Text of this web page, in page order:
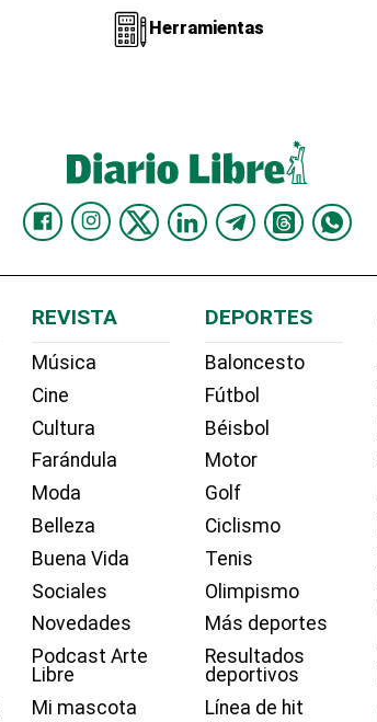
Herramientas
REVISTA
Música
Cine
Cultura
Farándula
Moda
Belleza
Buena Vida
Sociales
Novedades
Podcast Arte
Libre
Mi mascota
DEPORTES
Baloncesto
Fútbol
Béisbol
Motor
Golf
Ciclismo
Tenis
Olimpismo
Más deportes
Resultados
deportivos
Línea de hit